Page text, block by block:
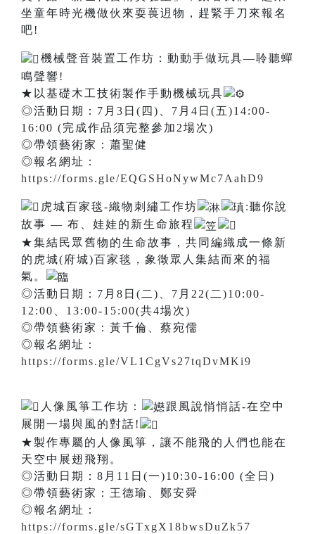
坐童年時光機做伙來耍葨迌物，趕緊手刀來報名
吧!
機械聲音裝置工作坊：動動手做玩具—聆聽蟬
鳴聲響!
★以基礎木工技術製作手動機械玩具
◎活動日期：7月3日(四)、7月4日(五)14:00-
16:00 (完成作品須完整參加2場次)
◎帶領藝術家：蕭聖健
◎報名網址：
https://forms.gle/EQGSHoNywMc7AahD9
虎城百家毯-織物刺繡工作坊
:聽你說
故事 — 布、娃娃的新生命旅程
★集結民眾舊物的生命故事，共同編織成一條新
的虎城(府城)百家毯，象徵眾人集結而來的福
氣。
◎活動日期：7月8日(二)、7月22(二)10:00-
12:00、13:00-15:00(共4場次)
◎帶領藝術家：黃千倫、蔡宛儒
◎報名網址：
https://forms.gle/VL1CgVs27tqDvMKi9
人像風箏工作坊：
跟風說悄悄話-在空中
展開一場與風的對話!
★製作專屬的人像風箏，讓不能飛的人們也能在
天空中展翅飛翔。
◎活動日期：8月11日(一)10:30-16:00 (全日)
◎帶領藝術家：王德瑜、鄭安舜
◎報名網址：
https://forms.gle/sGTxgX18bwsDuZk57